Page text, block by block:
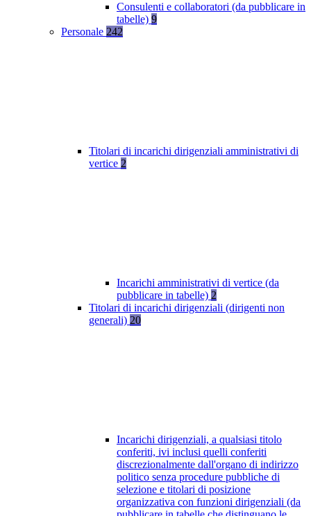
Consulenti e collaboratori (da pubblicare in
tabelle) 9
Personale 242
Titolari di incarichi dirigenziali amministrativi di
vertice 2
Incarichi amministrativi di vertice (da
pubblicare in tabelle) 2
Titolari di incarichi dirigenziali (dirigenti non
generali) 20
Incarichi dirigenziali, a qualsiasi titolo
conferiti, ivi inclusi quelli conferiti
discrezionalmente dall'organo di indirizzo
politico senza procedure pubbliche di
selezione e titolari di posizione
organizzativa con funzioni dirigenziali (da